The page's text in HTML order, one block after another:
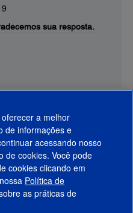
sua resposta.
a melhor
de informações e
acessando nosso
de cookies. Você pode
cookies clicando em
Política de
as práticas de